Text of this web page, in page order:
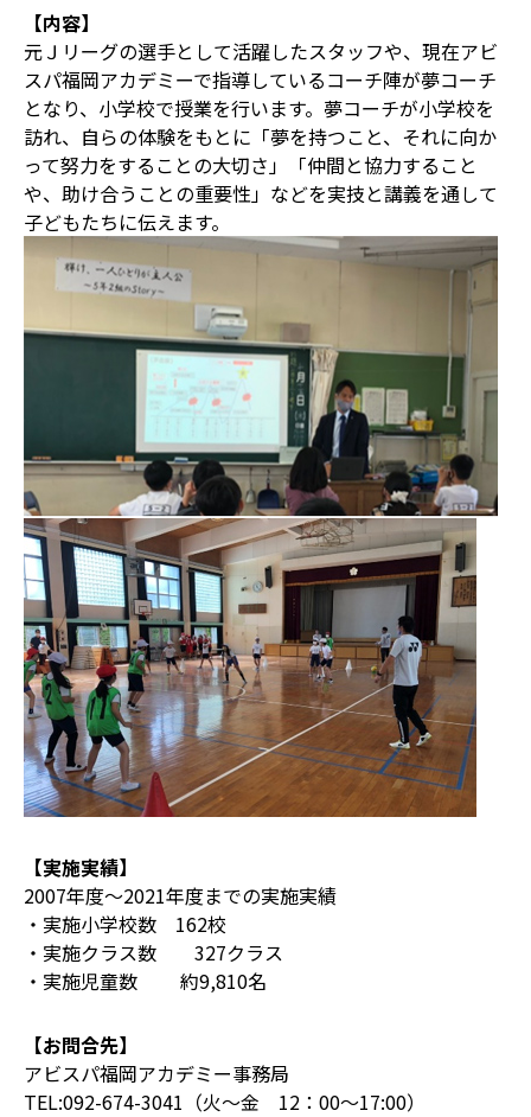
【内容】
元Ｊリーグの選手として活躍したスタッフや、現在アビ
スパ福岡アカデミーで指導しているコーチ陣が夢コーチ
となり、小学校で授業を行います。夢コーチが小学校を
訪れ、自らの体験をもとに「夢を持つこと、それに向か
って努力をすることの大切さ」「仲間と協力すること
や、助け合うことの重要性」などを実技と講義を通して
子どもたちに伝えます。
【実施実績】
2007年度〜2021年度までの実施実績
・実施小学校数 162校
・実施クラス数 327クラス
・実施児童数 約9,810名
【お問合先】
アビスパ福岡アカデミー事務局
TEL:092-674-3041（火～金 12：00～17:00）